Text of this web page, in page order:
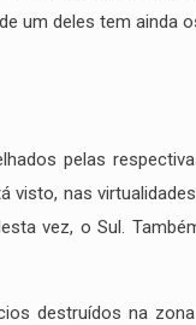
um deles tem ainda
pelas
nas
vez, o Sul.
destruídos na